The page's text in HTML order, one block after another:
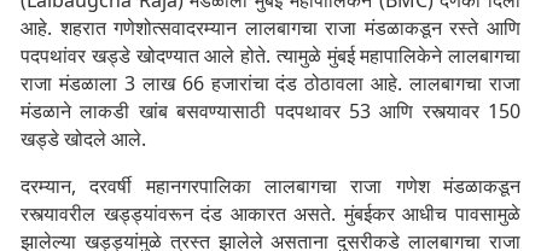
आहे. शहरात गणेशोत्सवादरम्यान लालबागचा राजा मंडळाकडून रस्ते आणि
पदपथांवर खड्डे खोदण्यात आले होते. त्यामुळे मुंबई महापालिकेने लालबागचा
राजा मंडळाला 3 लाख 66 हजारांचा दंड ठोठावला आहे. लालबागचा राजा
मंडळाने लाकडी खांब बसवण्यासाठी पदपथावर 53 आणि रस्त्यावर 150
खड्डे खोदले आले.
दरम्यान, दरवर्षी महानगरपालिका लालबागचा राजा गणेश मंडळाकडून
रस्त्यावरील खड्ड्यांवरून दंड आकारत असते. मुंबईकर आधीच पावसामुळे
झालेल्या खड्ड्यांमुळे त्रस्त झालेले असताना दुसरीकडे लालबागचा राजा